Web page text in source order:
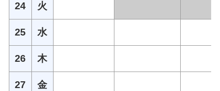
24 火
25 水
26 木
27 金